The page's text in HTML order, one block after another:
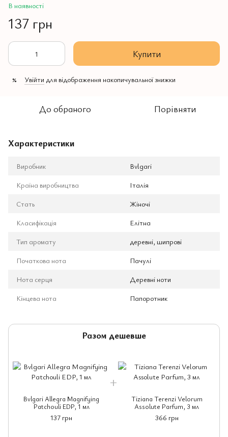
В наявності
137 грн
Купити
% Увійти для відображення накопичувальної знижки
До обраного Порівняти
Характеристики
Виробник
Bvlgari
Країна виробництва
Італія
Стать
Жіночі
Класифікація
Елітна
Тип аромату
деревні, шипрові
Початкова нота
Пачулі
Нота серця
Деревні ноти
Кінцева нота
Папоротник
Разом дешевше
Bvlgari Allegra Magnifying
Patchouli EDP, 1 мл
137 грн
Tiziana Terenzi Velorum
Assolute Parfum, 3 мл
366 грн